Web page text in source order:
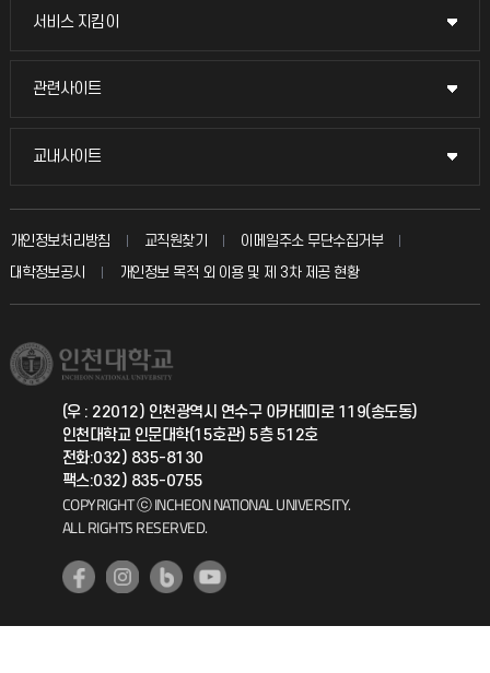
교무회의방송
입학안내
취업정보(학생)
서비스 지킴이
서비스 지킴이
묻고 답하기
칭찬마당
학생서비스 지킴이
관련사이트
관련사이트
국방헬프콜
총동문회
교내사이트
교내사이트
교수회
교육혁신본부
국제지원과
공자아카데미
기초교육원
개인정보처리방침 교직원찾기
이메일주소 무단수집거부
대학정보공시
개인정보 목적 외 이용 및 제 3차 제공 현황
(우 : 22012) 인천광역시 연수구 아카데미로 119(송도동)
인천대학교 인문대학(15호관) 5층 512호
전화:032) 835-8130
팩스:032) 835-0755
COPYRIGHT ⓒ INCHEON NATIONAL UNIVERSITY.
ALL RIGHTS RESERVED.